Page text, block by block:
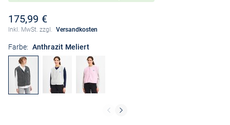
175,99 €
Inkl. MwSt. zzgl. Versandkosten
Farbe: Anthrazit Meliert